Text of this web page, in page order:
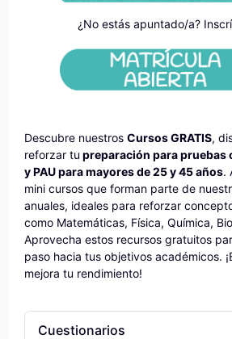
¿No estás apuntado/a?
Descubre nuestros Cursos GRATIS,
reforzar tu preparación para pruebas
y PAU para mayores de 25 y 45 años.
mini cursos que forman parte de
anuales, ideales para reforzar
como Matemáticas, Física, Química,
Aprovecha estos recursos gratuitos
paso hacia tus objetivos académicos.
mejora tu rendimiento!
Cuestionarios